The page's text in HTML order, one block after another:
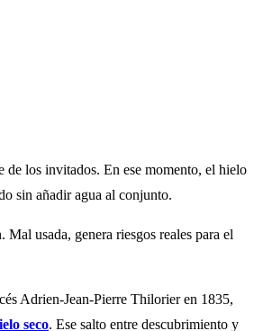
de los invitados. En ese momento, el hielo
sin añadir agua al conjunto.
usada, genera riesgos reales para el
Adrien-Jean-Pierre Thilorier en 1835,
seco. Ese salto entre descubrimiento y